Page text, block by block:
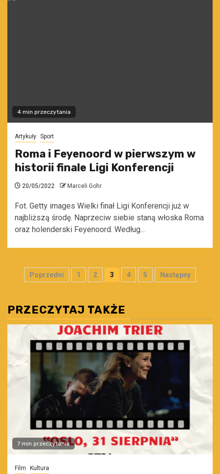
4 min przeczytania
Artykuły Sport
Roma i Feyenoord w pierwszym w
historii finale Ligi Konferencji
20/05/2022 Marceli Gohr
Fot. Getty images Wielki finał Ligi Konferencji już w
najbliższą środę. Naprzeciw siebie staną włoska Roma
oraz holenderski Feyenoord. Według...
Stronicowanie
Poprzedni 1 2 3 4 5 Następny
PRZECZYTAJ TAKŻE
7 min przeczytania
Film Kultura